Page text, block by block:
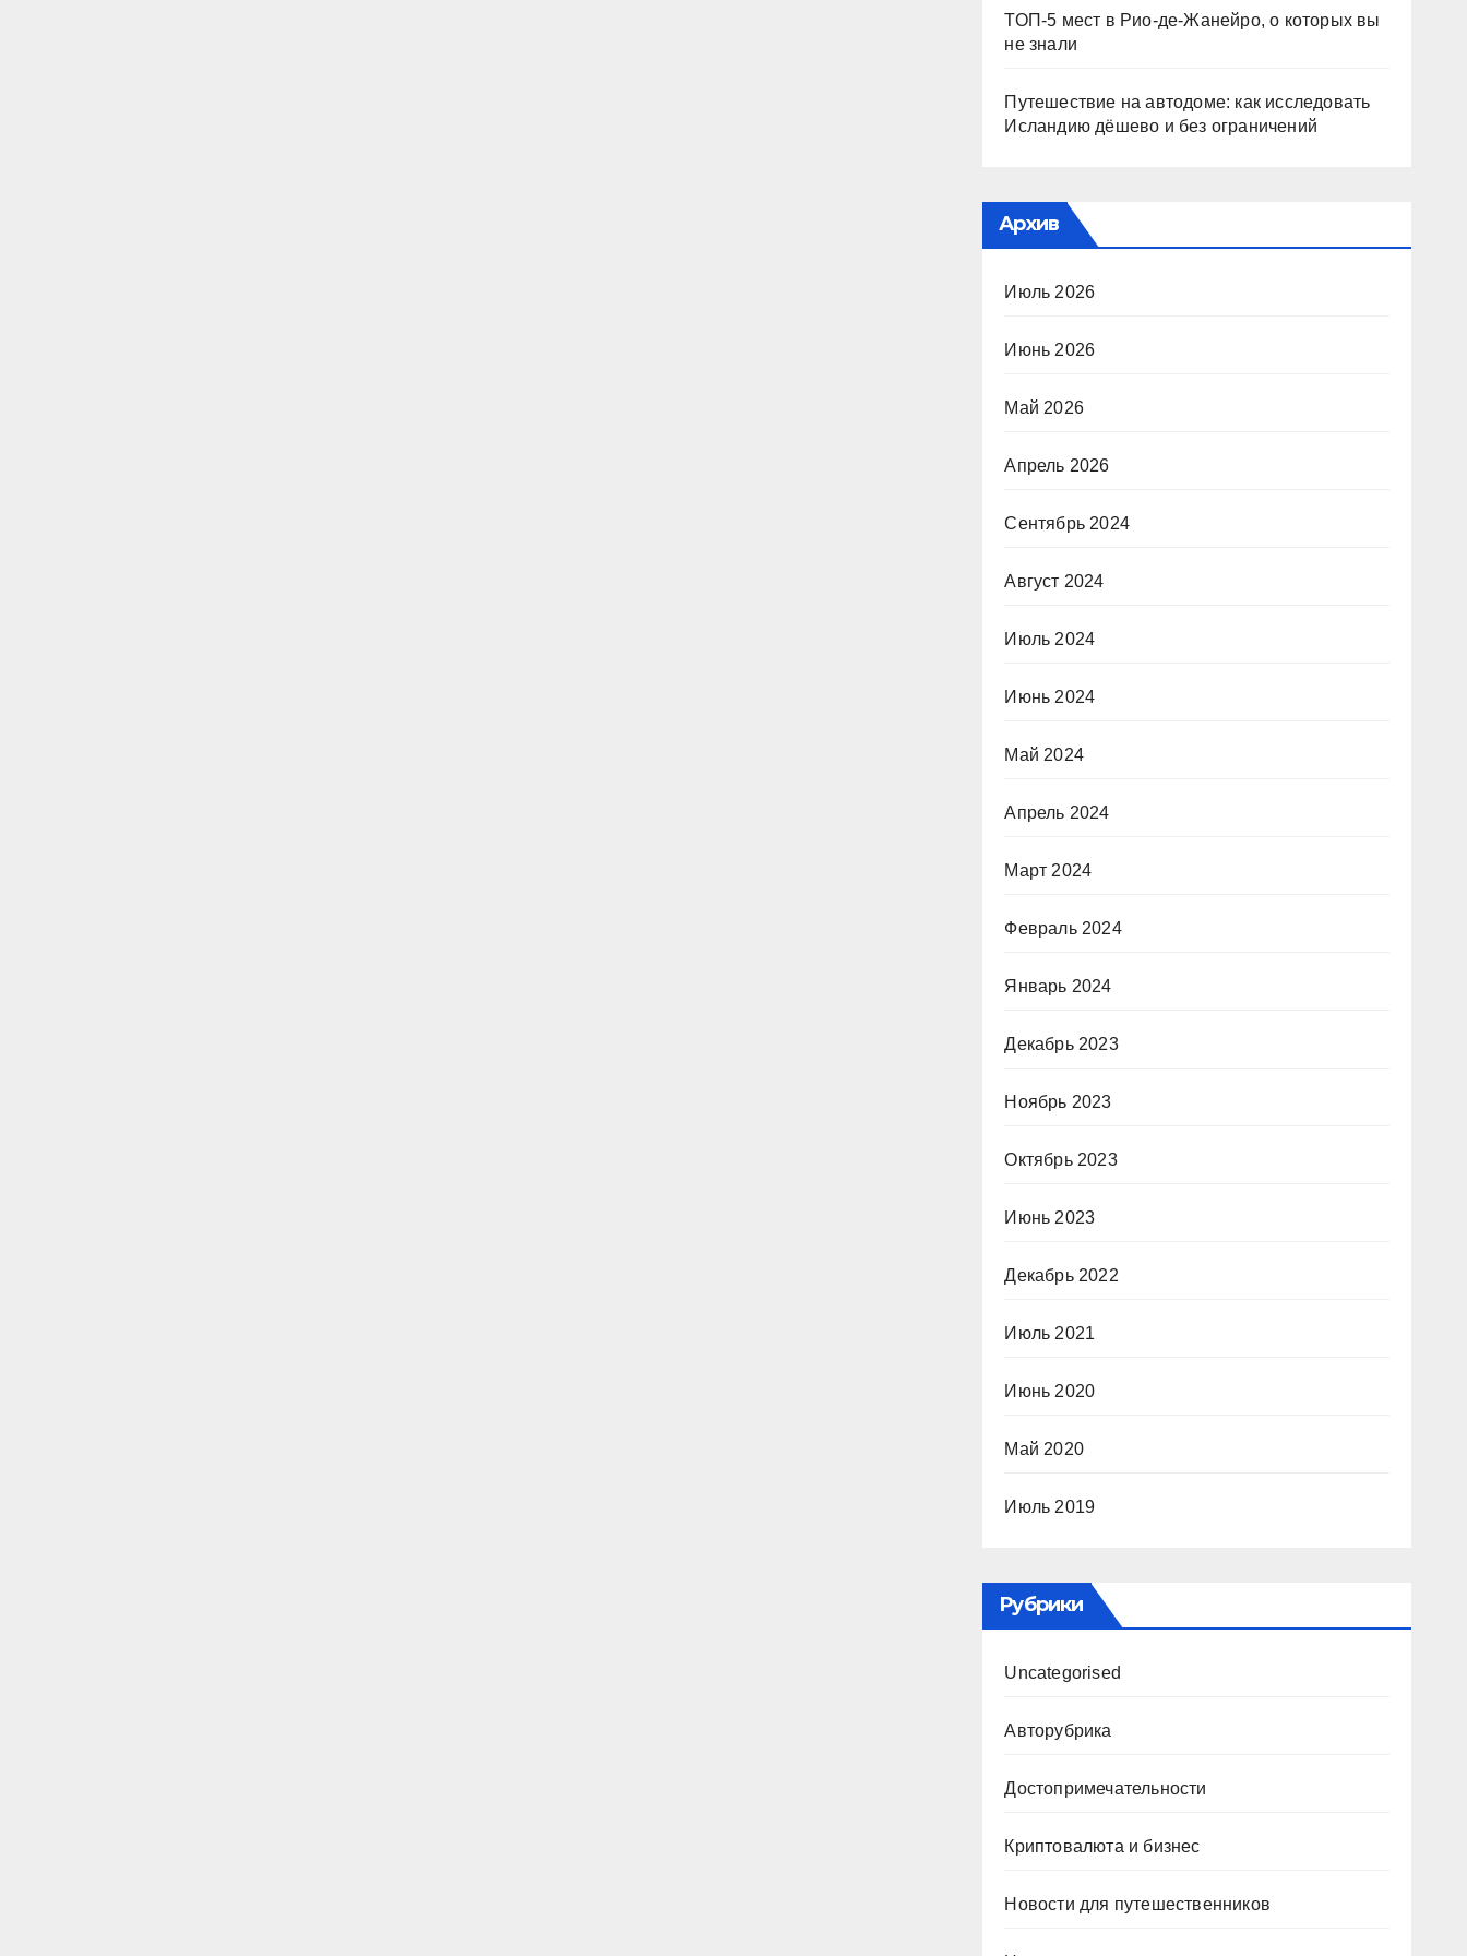
ТОП-5 мест в Рио-де-Жанейро, о которых вы
не знали
Путешествие на автодоме: как исследовать
Исландию дёшево и без ограничений
Архив
Июль 2026
Июнь 2026
Май 2026
Апрель 2026
Сентябрь 2024
Август 2024
Июль 2024
Июнь 2024
Май 2024
Апрель 2024
Март 2024
Февраль 2024
Январь 2024
Декабрь 2023
Ноябрь 2023
Октябрь 2023
Июнь 2023
Декабрь 2022
Июль 2021
Июнь 2020
Май 2020
Июль 2019
Рубрики
Uncategorised
Авторубрика
Достопримечательности
Криптовалюта и бизнес
Новости для путешественников